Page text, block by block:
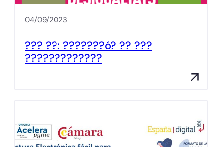
04/09/2023
??? ??: ???????ó? ?? ???
?????????????